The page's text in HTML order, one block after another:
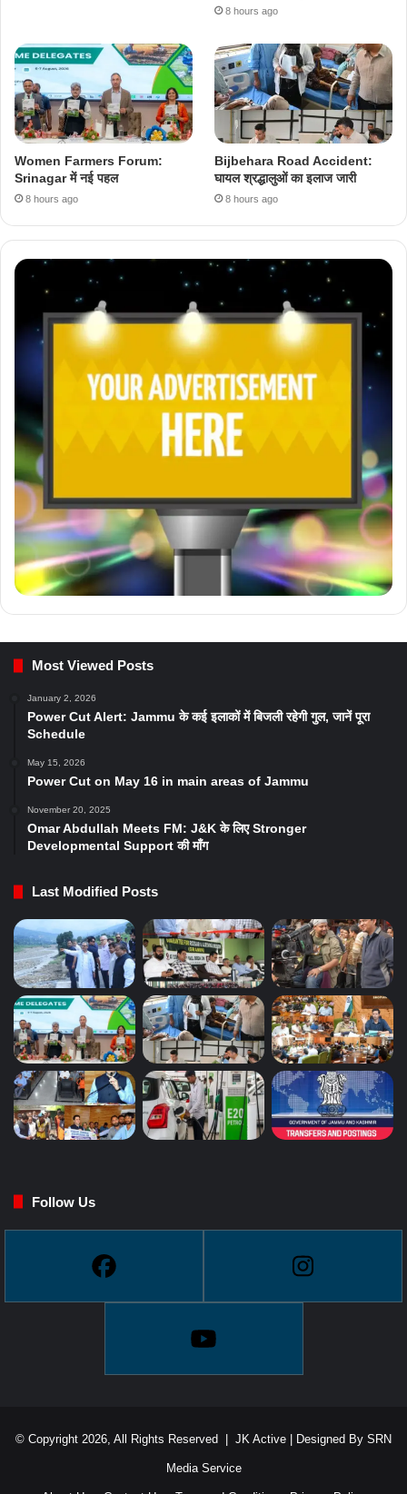
8 hours ago
Women Farmers Forum:
Srinagar में नई पहल
8 hours ago
Bijbehara Road Accident:
घायल श्रद्धालुओं का इलाज जारी
8 hours ago
Most Viewed Posts
January 2, 2026
Power Cut Alert: Jammu के कई इलाकों में बिजली रहेगी गुल, जानें पूरा
Schedule
May 15, 2026
Power Cut on May 16 in main areas of Jammu
November 20, 2025
Omar Abdullah Meets FM: J&K के लिए Stronger
Developmental Support की माँग
Last Modified Posts
Follow Us
© Copyright 2026, All Rights Reserved | JK Active | Designed By SRN
Media Service